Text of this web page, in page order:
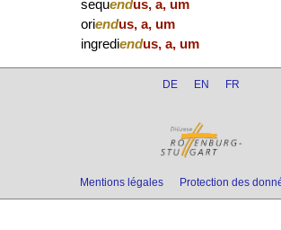
sequendus, a, um
oriendus, a, um
ingrediendus, a, um
DE EN FR
Mentions légales Protection des